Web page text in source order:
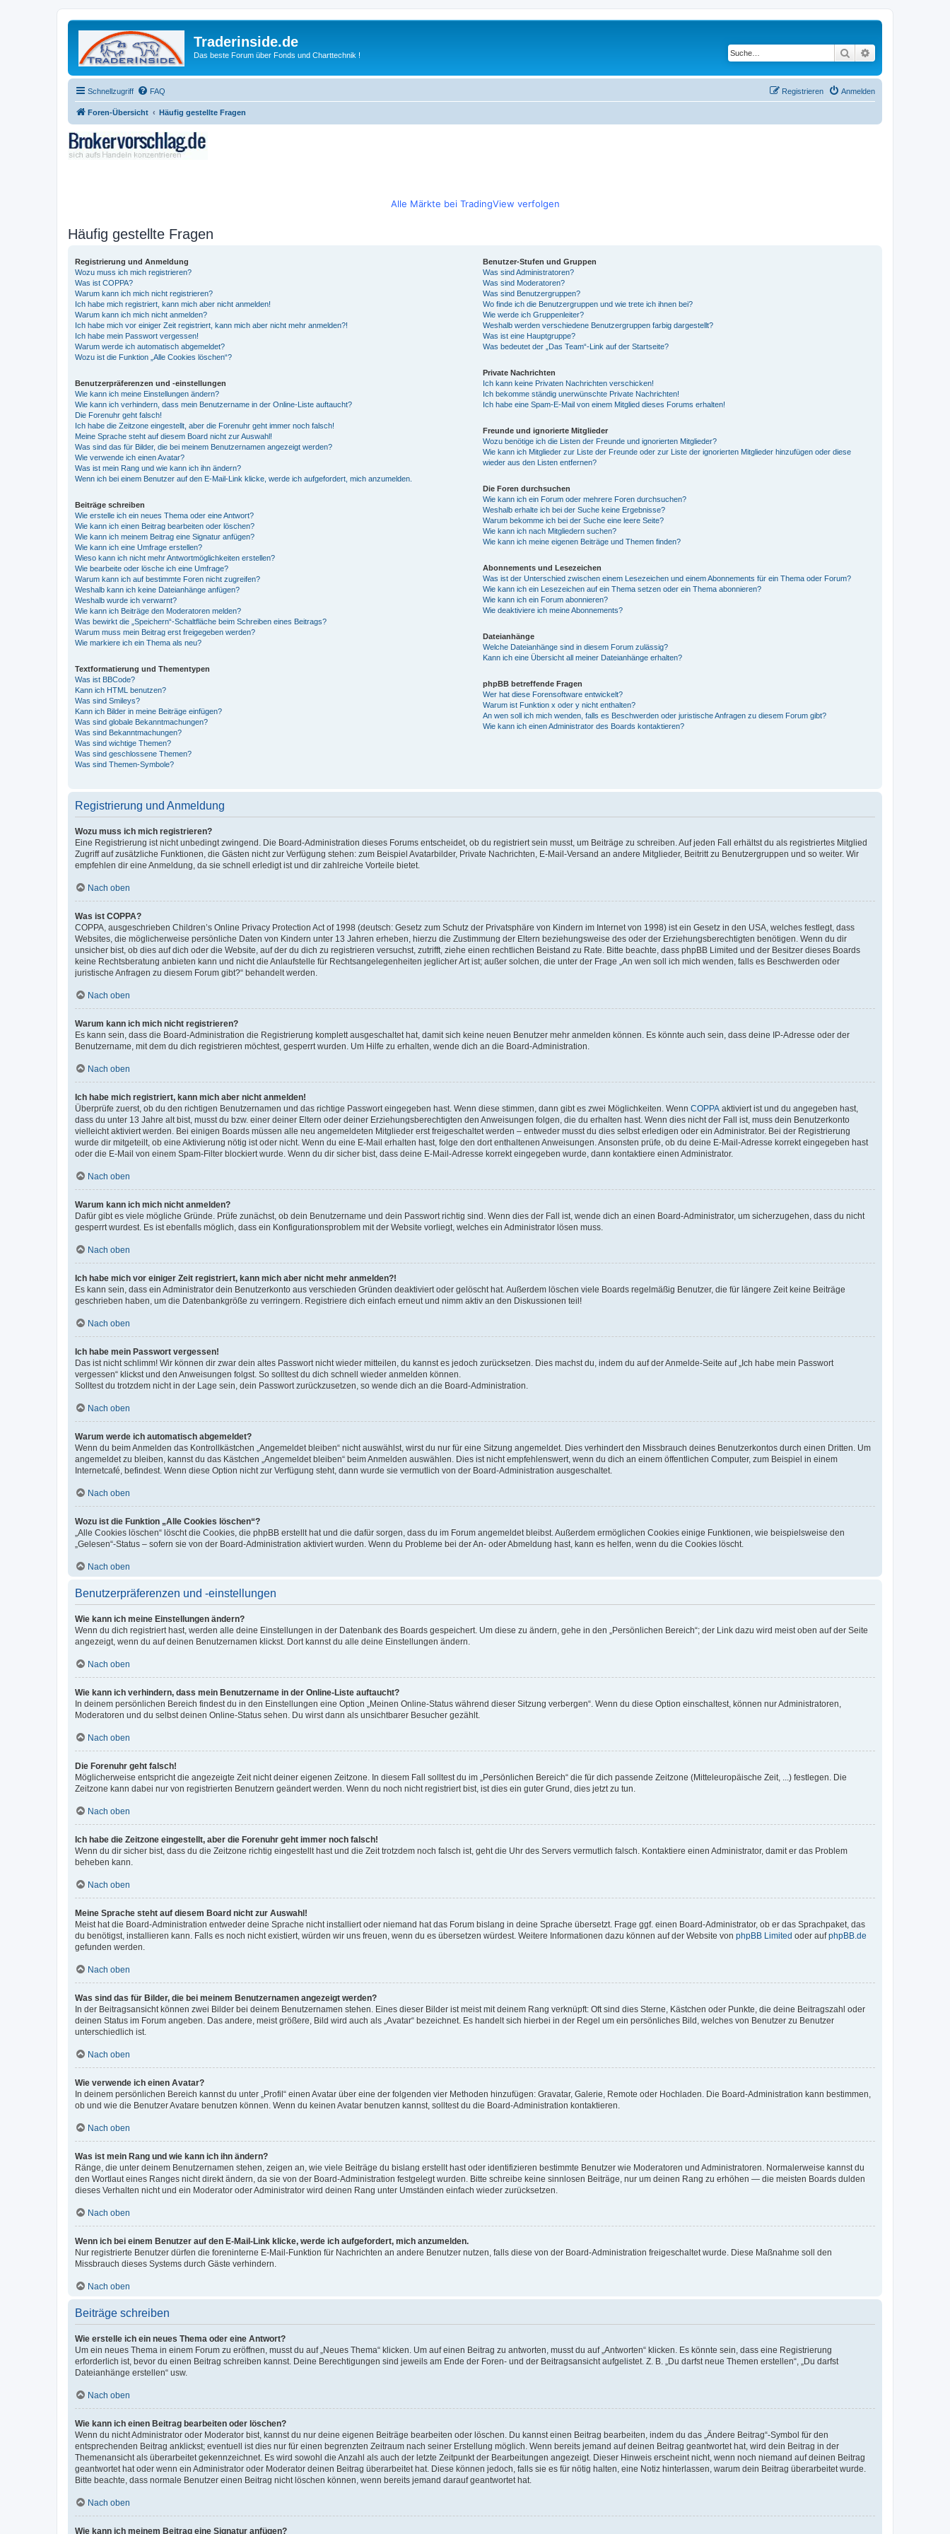
Traderinside.de
Das beste Forum über Fonds und Charttechnik ! Suche
Schnellzugriff FAQ Anmelden
Registrieren
Foren-Übersicht Häufig gestellte Fragen
Alle Märkte bei TradingView verfolgen
Häufig gestellte Fragen
Registrierung und Anmeldung
Wozu muss ich mich registrieren?
Was ist COPPA?
Warum kann ich mich nicht registrieren?
Ich habe mich registriert, kann mich aber nicht anmelden!
Warum kann ich mich nicht anmelden?
Ich habe mich vor einiger Zeit registriert, kann mich aber nicht mehr anmelden?!
Ich habe mein Passwort vergessen!
Warum werde ich automatisch abgemeldet?
Wozu ist die Funktion „Alle Cookies löschen“?
Benutzerpräferenzen und -einstellungen
Wie kann ich meine Einstellungen ändern?
Wie kann ich verhindern, dass mein Benutzername in der Online-Liste auftaucht?
Die Forenuhr geht falsch!
Ich habe die Zeitzone eingestellt, aber die Forenuhr geht immer noch falsch!
Meine Sprache steht auf diesem Board nicht zur Auswahl!
Was sind das für Bilder, die bei meinem Benutzernamen angezeigt werden?
Wie verwende ich einen Avatar?
Was ist mein Rang und wie kann ich ihn ändern?
Wenn ich bei einem Benutzer auf den E-Mail-Link klicke, werde ich aufgefordert, mich anzumelden.
Beiträge schreiben
Wie erstelle ich ein neues Thema oder eine Antwort?
Wie kann ich einen Beitrag bearbeiten oder löschen?
Wie kann ich meinem Beitrag eine Signatur anfügen?
Wie kann ich eine Umfrage erstellen?
Wieso kann ich nicht mehr Antwortmöglichkeiten erstellen?
Wie bearbeite oder lösche ich eine Umfrage?
Warum kann ich auf bestimmte Foren nicht zugreifen?
Weshalb kann ich keine Dateianhänge anfügen?
Weshalb wurde ich verwarnt?
Wie kann ich Beiträge den Moderatoren melden?
Was bewirkt die „Speichern“-Schaltfläche beim Schreiben eines Beitrags?
Warum muss mein Beitrag erst freigegeben werden?
Wie markiere ich ein Thema als neu?
Textformatierung und Thementypen
Was ist BBCode?
Kann ich HTML benutzen?
Was sind Smileys?
Kann ich Bilder in meine Beiträge einfügen?
Was sind globale Bekanntmachungen?
Was sind Bekanntmachungen?
Was sind wichtige Themen?
Was sind geschlossene Themen?
Was sind Themen-Symbole?
Benutzer-Stufen und Gruppen
Was sind Administratoren?
Was sind Moderatoren?
Was sind Benutzergruppen?
Wo finde ich die Benutzergruppen und wie trete ich ihnen bei?
Wie werde ich Gruppenleiter?
Weshalb werden verschiedene Benutzergruppen farbig dargestellt?
Was ist eine Hauptgruppe?
Was bedeutet der „Das Team“-Link auf der Startseite?
Private Nachrichten
Ich kann keine Privaten Nachrichten verschicken!
Ich bekomme ständig unerwünschte Private Nachrichten!
Ich habe eine Spam-E-Mail von einem Mitglied dieses Forums erhalten!
Freunde und ignorierte Mitglieder
Wozu benötige ich die Listen der Freunde und ignorierten Mitglieder?
Wie kann ich Mitglieder zur Liste der Freunde oder zur Liste der ignorierten Mitglieder hinzufügen oder diese
wieder aus den Listen entfernen?
Die Foren durchsuchen
Wie kann ich ein Forum oder mehrere Foren durchsuchen?
Weshalb erhalte ich bei der Suche keine Ergebnisse?
Warum bekomme ich bei der Suche eine leere Seite?
Wie kann ich nach Mitgliedern suchen?
Wie kann ich meine eigenen Beiträge und Themen finden?
Abonnements und Lesezeichen
Was ist der Unterschied zwischen einem Lesezeichen und einem Abonnements für ein Thema oder Forum?
Wie kann ich ein Lesezeichen auf ein Thema setzen oder ein Thema abonnieren?
Wie kann ich ein Forum abonnieren?
Wie deaktiviere ich meine Abonnements?
Dateianhänge
Welche Dateianhänge sind in diesem Forum zulässig?
Kann ich eine Übersicht all meiner Dateianhänge erhalten?
phpBB betreffende Fragen
Wer hat diese Forensoftware entwickelt?
Warum ist Funktion x oder y nicht enthalten?
An wen soll ich mich wenden, falls es Beschwerden oder juristische Anfragen zu diesem Forum gibt?
Wie kann ich einen Administrator des Boards kontaktieren?
Registrierung und Anmeldung
Wozu muss ich mich registrieren?
Eine Registrierung ist nicht unbedingt zwingend. Die Board-Administration dieses Forums entscheidet, ob du registriert sein musst, um Beiträge zu schreiben. Auf jeden Fall erhältst du als registriertes Mitglied
Zugriff auf zusätzliche Funktionen, die Gästen nicht zur Verfügung stehen: zum Beispiel Avatarbilder, Private Nachrichten, E-Mail-Versand an andere Mitglieder, Beitritt zu Benutzergruppen und so weiter. Wir
empfehlen dir eine Anmeldung, da sie schnell erledigt ist und dir zahlreiche Vorteile bietet.
Nach oben
Was ist COPPA?
COPPA, ausgeschrieben Children’s Online Privacy Protection Act of 1998 (deutsch: Gesetz zum Schutz der Privatsphäre von Kindern im Internet von 1998) ist ein Gesetz in den USA, welches festlegt, dass
Websites, die möglicherweise persönliche Daten von Kindern unter 13 Jahren erheben, hierzu die Zustimmung der Eltern beziehungsweise des oder der Erziehungsberechtigten benötigen. Wenn du dir
unsicher bist, ob dies auf dich oder die Website, auf der du dich zu registrieren versuchst, zutrifft, ziehe einen rechtlichen Beistand zu Rate. Bitte beachte, dass phpBB Limited und der Besitzer dieses Boards
keine Rechtsberatung anbieten kann und nicht die Anlaufstelle für Rechtsangelegenheiten jeglicher Art ist; außer solchen, die unter der Frage „An wen soll ich mich wenden, falls es Beschwerden oder
juristische Anfragen zu diesem Forum gibt?“ behandelt werden.
Nach oben
Warum kann ich mich nicht registrieren?
Es kann sein, dass die Board-Administration die Registrierung komplett ausgeschaltet hat, damit sich keine neuen Benutzer mehr anmelden können. Es könnte auch sein, dass deine IP-Adresse oder der
Benutzername, mit dem du dich registrieren möchtest, gesperrt wurden. Um Hilfe zu erhalten, wende dich an die Board-Administration.
Nach oben
Ich habe mich registriert, kann mich aber nicht anmelden!
Überprüfe zuerst, ob du den richtigen Benutzernamen und das richtige Passwort eingegeben hast. Wenn diese stimmen, dann gibt es zwei Möglichkeiten. Wenn COPPA aktiviert ist und du angegeben hast,
dass du unter 13 Jahre alt bist, musst du bzw. einer deiner Eltern oder deiner Erziehungsberechtigten den Anweisungen folgen, die du erhalten hast. Wenn dies nicht der Fall ist, muss dein Benutzerkonto
vielleicht aktiviert werden. Bei einigen Boards müssen alle neu angemeldeten Mitglieder erst freigeschaltet werden – entweder musst du dies selbst erledigen oder ein Administrator. Bei der Registrierung
wurde dir mitgeteilt, ob eine Aktivierung nötig ist oder nicht. Wenn du eine E-Mail erhalten hast, folge den dort enthaltenen Anweisungen. Ansonsten prüfe, ob du deine E-Mail-Adresse korrekt eingegeben hast
oder die E-Mail von einem Spam-Filter blockiert wurde. Wenn du dir sicher bist, dass deine E-Mail-Adresse korrekt eingegeben wurde, dann kontaktiere einen Administrator.
Nach oben
Warum kann ich mich nicht anmelden?
Dafür gibt es viele mögliche Gründe. Prüfe zunächst, ob dein Benutzername und dein Passwort richtig sind. Wenn dies der Fall ist, wende dich an einen Board-Administrator, um sicherzugehen, dass du nicht
gesperrt wurdest. Es ist ebenfalls möglich, dass ein Konfigurationsproblem mit der Website vorliegt, welches ein Administrator lösen muss.
Nach oben
Ich habe mich vor einiger Zeit registriert, kann mich aber nicht mehr anmelden?!
Es kann sein, dass ein Administrator dein Benutzerkonto aus verschieden Gründen deaktiviert oder gelöscht hat. Außerdem löschen viele Boards regelmäßig Benutzer, die für längere Zeit keine Beiträge
geschrieben haben, um die Datenbankgröße zu verringern. Registriere dich einfach erneut und nimm aktiv an den Diskussionen teil!
Nach oben
Ich habe mein Passwort vergessen!
Das ist nicht schlimm! Wir können dir zwar dein altes Passwort nicht wieder mitteilen, du kannst es jedoch zurücksetzen. Dies machst du, indem du auf der Anmelde-Seite auf „Ich habe mein Passwort
vergessen“ klickst und den Anweisungen folgst. So solltest du dich schnell wieder anmelden können.
Solltest du trotzdem nicht in der Lage sein, dein Passwort zurückzusetzen, so wende dich an die Board-Administration.
Nach oben
Warum werde ich automatisch abgemeldet?
Wenn du beim Anmelden das Kontrollkästchen „Angemeldet bleiben“ nicht auswählst, wirst du nur für eine Sitzung angemeldet. Dies verhindert den Missbrauch deines Benutzerkontos durch einen Dritten. Um
angemeldet zu bleiben, kannst du das Kästchen „Angemeldet bleiben“ beim Anmelden auswählen. Dies ist nicht empfehlenswert, wenn du dich an einem öffentlichen Computer, zum Beispiel in einem
Internetcafé, befindest. Wenn diese Option nicht zur Verfügung steht, dann wurde sie vermutlich von der Board-Administration ausgeschaltet.
Nach oben
Wozu ist die Funktion „Alle Cookies löschen“?
„Alle Cookies löschen“ löscht die Cookies, die phpBB erstellt hat und die dafür sorgen, dass du im Forum angemeldet bleibst. Außerdem ermöglichen Cookies einige Funktionen, wie beispielsweise den
„Gelesen“-Status – sofern sie von der Board-Administration aktiviert wurden. Wenn du Probleme bei der An- oder Abmeldung hast, kann es helfen, wenn du die Cookies löscht.
Nach oben
Benutzerpräferenzen und -einstellungen
Wie kann ich meine Einstellungen ändern?
Wenn du dich registriert hast, werden alle deine Einstellungen in der Datenbank des Boards gespeichert. Um diese zu ändern, gehe in den „Persönlichen Bereich“; der Link dazu wird meist oben auf der Seite
angezeigt, wenn du auf deinen Benutzernamen klickst. Dort kannst du alle deine Einstellungen ändern.
Nach oben
Wie kann ich verhindern, dass mein Benutzername in der Online-Liste auftaucht?
In deinem persönlichen Bereich findest du in den Einstellungen eine Option „Meinen Online-Status während dieser Sitzung verbergen“. Wenn du diese Option einschaltest, können nur Administratoren,
Moderatoren und du selbst deinen Online-Status sehen. Du wirst dann als unsichtbarer Besucher gezählt.
Nach oben
Die Forenuhr geht falsch!
Möglicherweise entspricht die angezeigte Zeit nicht deiner eigenen Zeitzone. In diesem Fall solltest du im „Persönlichen Bereich“ die für dich passende Zeitzone (Mitteleuropäische Zeit, ...) festlegen. Die
Zeitzone kann dabei nur von registrierten Benutzern geändert werden. Wenn du noch nicht registriert bist, ist dies ein guter Grund, dies jetzt zu tun.
Nach oben
Ich habe die Zeitzone eingestellt, aber die Forenuhr geht immer noch falsch!
Wenn du dir sicher bist, dass du die Zeitzone richtig eingestellt hast und die Zeit trotzdem noch falsch ist, geht die Uhr des Servers vermutlich falsch. Kontaktiere einen Administrator, damit er das Problem
beheben kann.
Nach oben
Meine Sprache steht auf diesem Board nicht zur Auswahl!
Meist hat die Board-Administration entweder deine Sprache nicht installiert oder niemand hat das Forum bislang in deine Sprache übersetzt. Frage ggf. einen Board-Administrator, ob er das Sprachpaket, das
du benötigst, installieren kann. Falls es noch nicht existiert, würden wir uns freuen, wenn du es übersetzen würdest. Weitere Informationen dazu können auf der Website von phpBB Limited oder aufphpBB.de
gefunden werden.
Nach oben
Was sind das für Bilder, die bei meinem Benutzernamen angezeigt werden?
In der Beitragsansicht können zwei Bilder bei deinem Benutzernamen stehen. Eines dieser Bilder ist meist mit deinem Rang verknüpft: Oft sind dies Sterne, Kästchen oder Punkte, die deine Beitragszahl oder
deinen Status im Forum angeben. Das andere, meist größere, Bild wird auch als „Avatar“ bezeichnet. Es handelt sich hierbei in der Regel um ein persönliches Bild, welches von Benutzer zu Benutzer
unterschiedlich ist.
Nach oben
Wie verwende ich einen Avatar?
In deinem persönlichen Bereich kannst du unter „Profil“ einen Avatar über eine der folgenden vier Methoden hinzufügen: Gravatar, Galerie, Remote oder Hochladen. Die Board-Administration kann bestimmen,
ob und wie die Benutzer Avatare benutzen können. Wenn du keinen Avatar benutzen kannst, solltest du die Board-Administration kontaktieren.
Nach oben
Was ist mein Rang und wie kann ich ihn ändern?
Ränge, die unter deinem Benutzernamen stehen, zeigen an, wie viele Beiträge du bislang erstellt hast oder identifizieren bestimmte Benutzer wie Moderatoren und Administratoren. Normalerweise kannst du
den Wortlaut eines Ranges nicht direkt ändern, da sie von der Board-Administration festgelegt wurden. Bitte schreibe keine sinnlosen Beiträge, nur um deinen Rang zu erhöhen — die meisten Boards dulden
dieses Verhalten nicht und ein Moderator oder Administrator wird deinen Rang unter Umständen einfach wieder zurücksetzen.
Nach oben
Wenn ich bei einem Benutzer auf den E-Mail-Link klicke, werde ich aufgefordert, mich anzumelden.
Nur registrierte Benutzer dürfen die foreninterne E-Mail-Funktion für Nachrichten an andere Benutzer nutzen, falls diese von der Board-Administration freigeschaltet wurde. Diese Maßnahme soll den
Missbrauch dieses Systems durch Gäste verhindern.
Nach oben
Beiträge schreiben
Wie erstelle ich ein neues Thema oder eine Antwort?
Um ein neues Thema in einem Forum zu eröffnen, musst du auf „Neues Thema“ klicken. Um auf einen Beitrag zu antworten, musst du auf „Antworten“ klicken. Es könnte sein, dass eine Registrierung
erforderlich ist, bevor du einen Beitrag schreiben kannst. Deine Berechtigungen sind jeweils am Ende der Foren- und der Beitragsansicht aufgelistet. Z. B. „Du darfst neue Themen erstellen“, „Du darfst
Dateianhänge erstellen“ usw.
Nach oben
Wie kann ich einen Beitrag bearbeiten oder löschen?
Wenn du nicht Administrator oder Moderator bist, kannst du nur deine eigenen Beiträge bearbeiten oder löschen. Du kannst einen Beitrag bearbeiten, indem du das „Ändere Beitrag“-Symbol für den
entsprechenden Beitrag anklickst; eventuell ist dies nur für einen begrenzten Zeitraum nach seiner Erstellung möglich. Wenn bereits jemand auf deinen Beitrag geantwortet hat, wird dein Beitrag in der
Themenansicht als überarbeitet gekennzeichnet. Es wird sowohl die Anzahl als auch der letzte Zeitpunkt der Bearbeitungen angezeigt. Dieser Hinweis erscheint nicht, wenn noch niemand auf deinen Beitrag
geantwortet hat oder wenn ein Administrator oder Moderator deinen Beitrag überarbeitet hat. Diese können jedoch, falls sie es für nötig halten, eine Notiz hinterlassen, warum dein Beitrag überarbeitet wurde.
Bitte beachte, dass normale Benutzer einen Beitrag nicht löschen können, wenn bereits jemand darauf geantwortet hat.
Nach oben
Wie kann ich meinem Beitrag eine Signatur anfügen?